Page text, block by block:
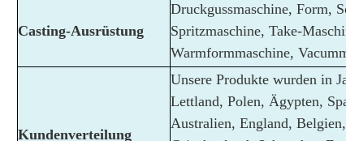
Casting-Ausrüstung
Druckgussmaschine, Form,
Spritzmaschine, Take-
Warmformmaschine,
Kundenverteilung
Unsere Produkte wurden in
Lettland, Polen, Ägypten,
Australien, England,